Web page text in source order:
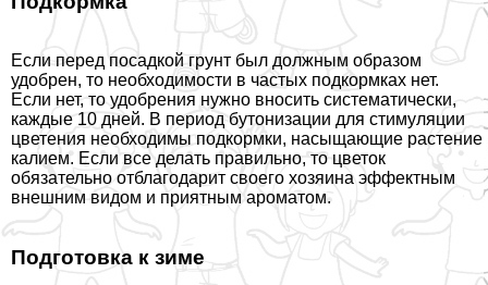
Если перед посадкой грунт был должным образом
удобрен, то необходимости в частых подкормках нет.
Если нет, то удобрения нужно вносить систематически,
каждые 10 дней. В период бутонизации для стимуляции
цветения необходимы подкормки, насыщающие растение
калием. Если все делать правильно, то цветок
обязательно отблагодарит своего хозяина эффектным
внешним видом и приятным ароматом.
Подготовка к зиме